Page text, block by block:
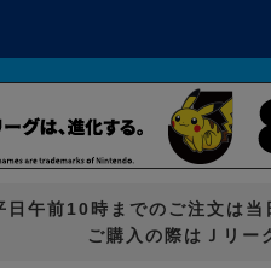
日午前10時までのご注文は当
ご購入の際はＪリー